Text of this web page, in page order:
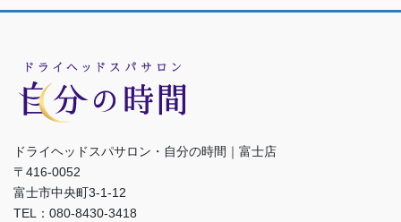
ドライヘッドスパサロン・自分の時間｜富士店
〒416-0052
富士市中央町3-1-12
TEL：080-8430-3418